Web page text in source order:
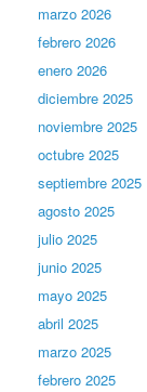
marzo 2026
febrero 2026
enero 2026
diciembre 2025
noviembre 2025
octubre 2025
septiembre 2025
agosto 2025
julio 2025
junio 2025
mayo 2025
abril 2025
marzo 2025
febrero 2025